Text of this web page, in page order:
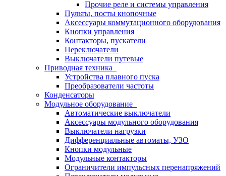
Прочие реле и системы управления
Пульты, посты кнопочные
Аксессуары коммутационного оборудования
Кнопки управления
Контакторы, пускатели
Переключатели
Выключатели путевые
Приводная техника
Устройства плавного пуска
Преобразователи частоты
Конденсаторы
Модульное оборудование
Автоматические выключатели
Аксессуары модульного оборудования
Выключатели нагрузки
Дифференциальные автоматы, УЗО
Кнопки модульные
Модульные контакторы
Ограничители импульсных перенапряжений